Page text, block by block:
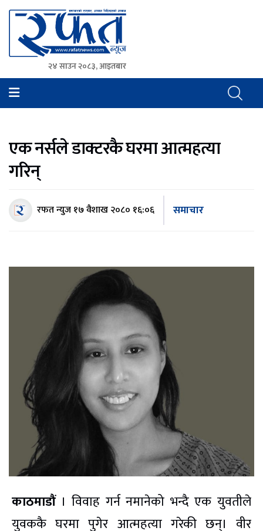
Rafat News
समाचारको रफ्तार, आवाज बिहिनहरुको आवाज
२४ साउन २०८३, आइतबार
एक नर्सले डाक्टरकै घरमा आत्महत्या
गरिन्
रफत न्युज१७ वैशाख २०८० १६:०६ समाचार
काठमाडौं। विवाह गर्न नमानेको भन्दै एक युवतीले
युवककै घरमा पुगेर आत्महत्या गरेकी छन्। वीर